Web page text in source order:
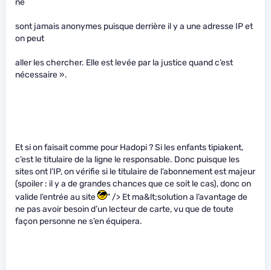
ne
sont jamais anonymes puisque derrière il y a une adresse IP et
on peut
aller les chercher. Elle est levée par la justice quand c’est
nécessaire ».
Et si on faisait comme pour Hadopi ? Si les enfants tipiakent,
c’est le titulaire de la ligne le responsable. Donc puisque les
sites ont l’IP, on vérifie si le titulaire de l’abonnement est majeur
(spoiler : il y a de grandes chances que ce soit le cas), donc on
valide l’entrée au site
" /> Et ma&lt;solution a l’avantage de
ne pas avoir besoin d’un lecteur de carte, vu que de toute
façon personne ne s’en équipera.